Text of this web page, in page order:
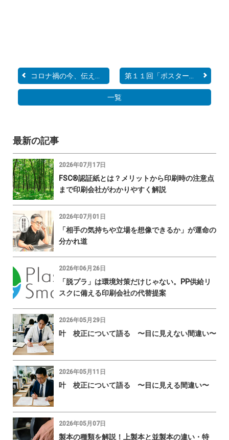
コロナ禍の今、伝えるべき...
一覧
最新の記事
2026年07月17日
FSC®認証紙とは？メリットから印刷時の注意点
まで印刷会社がわかりやすく解説
2026年07月01日
「相手の気持ちや立場を想像できるか」が運命の
分かれ道
2026年06月26日
「脱プラ」は環境対策だけじゃない。PP供給リ
スクに備える印刷会社の代替提案
2026年05月29日
叶 校正について語る 〜目に見えない間違い〜
2026年05月11日
叶 校正について語る 〜目に見える間違い〜
2026年05月07日
製本の種類を解説！上製本と並製本の違い・特